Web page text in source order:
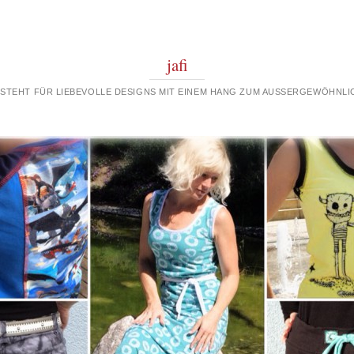
jafi
FÜR LIEBEVOLLE DESIGNS MIT EINEM HANG ZUM